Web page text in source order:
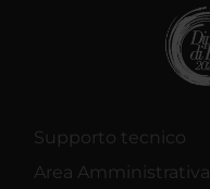
Supporto tecnico
Area Amministrativa